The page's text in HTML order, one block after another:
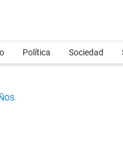
Política Sociedad